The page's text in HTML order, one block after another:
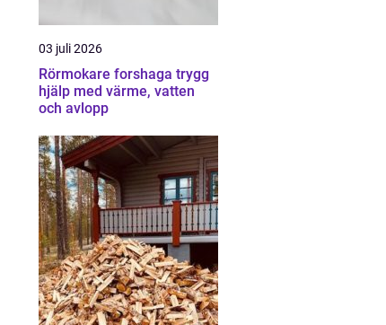
03 juli 2026
Rörmokare forshaga trygg
hjälp med värme, vatten
och avlopp